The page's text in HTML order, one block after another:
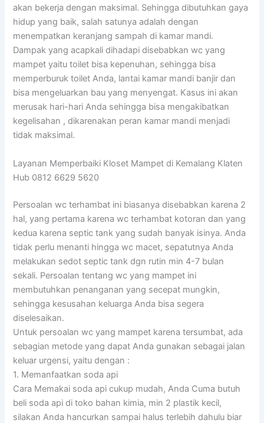
akan bekerja dengan maksimal. Sehingga dibutuhkan gaya
hidup yang baik, salah satunya adalah dengan
menempatkan keranjang sampah di kamar mandi.
Dampak yang acapkali dihadapi disebabkan wc yang
mampet yaitu toilet bisa kepenuhan, sehingga bisa
memperburuk toilet Anda, lantai kamar mandi banjir dan
bisa mengeluarkan bau yang menyengat. Kasus ini akan
merusak hari-hari Anda sehingga bisa mengakibatkan
kegelisahan , dikarenakan peran kamar mandi menjadi
tidak maksimal.
Layanan Memperbaiki Kloset Mampet di Kemalang Klaten
Hub 0812 6629 5620
Persoalan wc terhambat ini biasanya disebabkan karena 2
hal, yang pertama karena wc terhambat kotoran dan yang
kedua karena septic tank yang sudah banyak isinya. Anda
tidak perlu menanti hingga wc macet, sepatutnya Anda
melakukan sedot septic tank dgn rutin min 4-7 bulan
sekali. Persoalan tentang wc yang mampet ini
membutuhkan penanganan yang secepat mungkin,
sehingga kesusahan keluarga Anda bisa segera
diselesaikan.
Untuk persoalan wc yang mampet karena tersumbat, ada
sebagian metode yang dapat Anda gunakan sebagai jalan
keluar urgensi, yaitu dengan :
1. Memanfaatkan soda api
Cara Memakai soda api cukup mudah, Anda Cuma butuh
beli soda api di toko bahan kimia, min 2 plastik kecil,
silakan Anda hancurkan sampai halus terlebih dahulu biar